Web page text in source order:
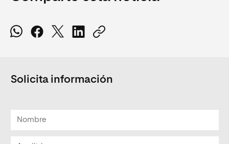
Solicita información